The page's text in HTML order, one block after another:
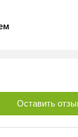
Оставить